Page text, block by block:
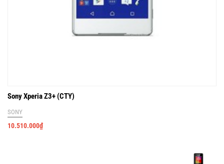
Sony Xperia Z3+ (CTY)
SONY
10.510.000₫